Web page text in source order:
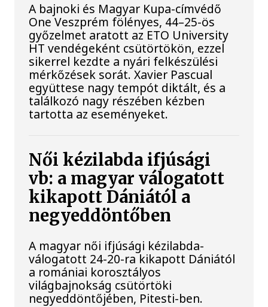
A bajnoki és Magyar Kupa-címvédő
One Veszprém fölényes, 44–25-ös
győzelmet aratott az ETO University
HT vendégeként csütörtökön, ezzel
sikerrel kezdte a nyári felkészülési
mérkőzések sorát. Xavier Pascual
együttese nagy tempót diktált, és a
találkozó nagy részében kézben
tartotta az eseményeket.
Női kézilabda ifjúsági
vb: a magyar válogatott
kikapott Dániától a
negyeddöntőben
A magyar női ifjúsági kézilabda-
válogatott 24-20-ra kikapott Dániától
a romániai korosztályos
világbajnokság csütörtöki
negyeddöntőjében, Pitesti-ben.